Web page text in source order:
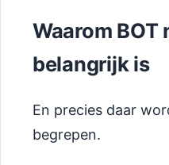
Waarom BOT
belangrijk is
En precies daar
begrepen.